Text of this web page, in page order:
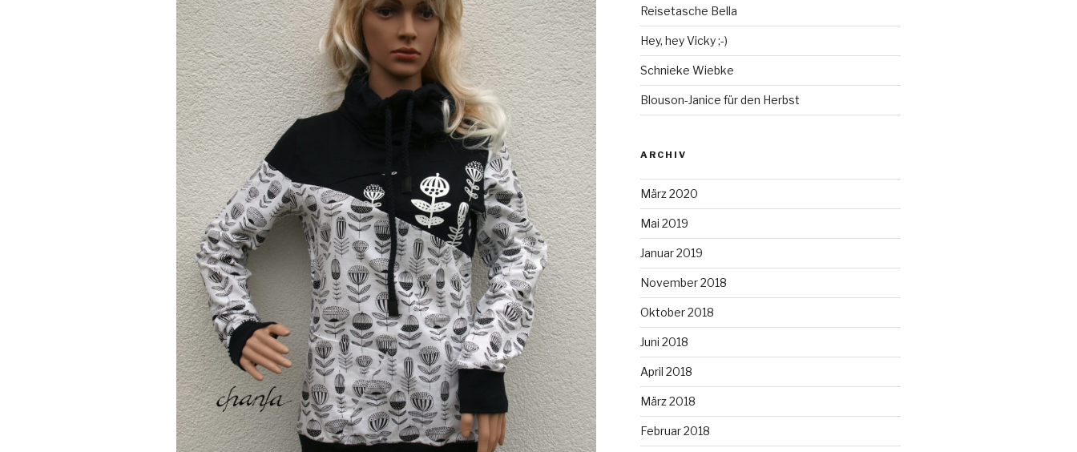
Reisetasche Bella
Hey, hey Vicky ;-)
Schnieke Wiebke
Blouson-Janice für den Herbst
ARCHIV
März 2020
Mai 2019
Januar 2019
November 2018
Oktober 2018
Juni 2018
April 2018
März 2018
Februar 2018